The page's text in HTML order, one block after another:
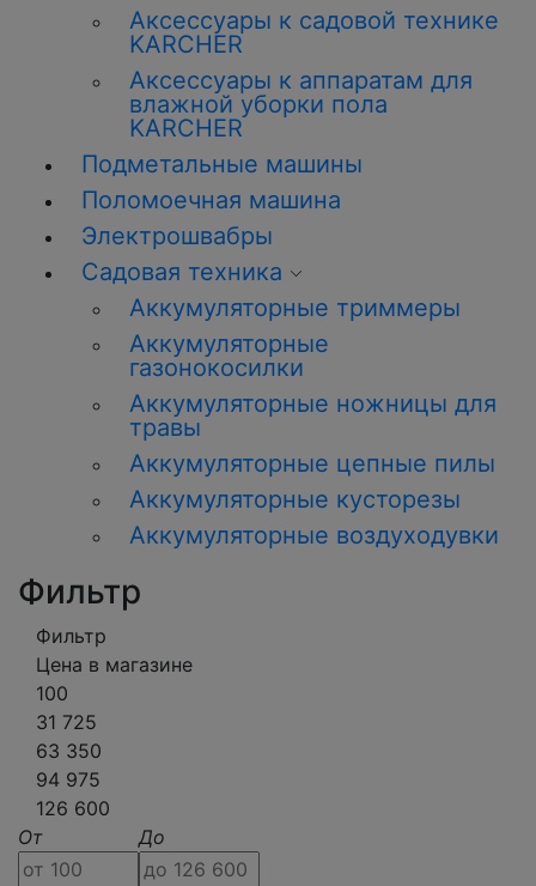
Аксессуары к садовой технике
KARCHER
Аксессуары к аппаратам для
влажной уборки пола
KARCHER
Подметальные машины
Поломоечная машина
Электрошвабры
Садовая техника
Аккумуляторные триммеры
Аккумуляторные
газонокосилки
Аккумуляторные ножницы для
травы
Аккумуляторные цепные пилы
Аккумуляторные кусторезы
Аккумуляторные воздуходувки
Фильтр
Фильтр
Цена в магазине
100
31 725
63 350
94 975
126 600
От
До